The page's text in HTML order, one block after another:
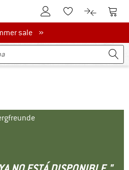
A la cuenta de cliente
A la lista de
A la A la
salesale »